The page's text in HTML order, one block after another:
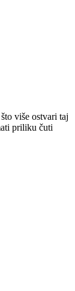
više ostvari taj
priliku čuti